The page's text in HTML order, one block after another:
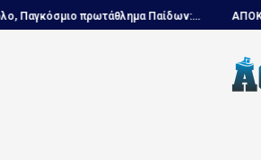
ΑΠΟΚΛΕΙΣΤΙΚΟ – Ντέγιαν Ουντόβιτσιτς...